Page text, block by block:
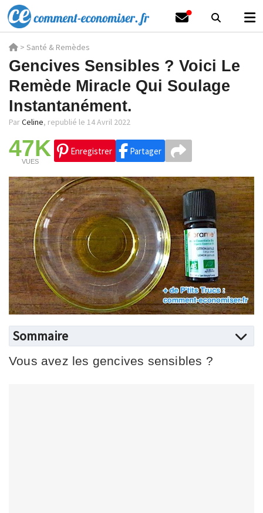
> Santé & Remèdes
Gencives Sensibles ? Voici Le
Remède Miracle Qui Soulage
Instantanément.
ParCeline, republié le 14 Avril 2022
47K
VUES
Enregistrer Partager
Sommaire
Vous avez les gencives sensibles ?